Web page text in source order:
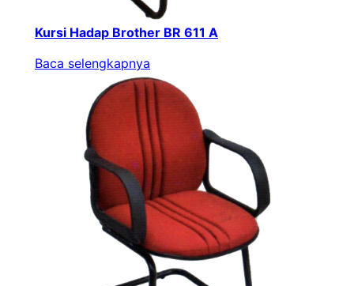
Kursi Hadap Brother BR 611 A
Baca selengkapnya